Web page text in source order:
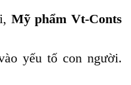
Mỹ phẩm Vt-Conts
yếu tố con người.